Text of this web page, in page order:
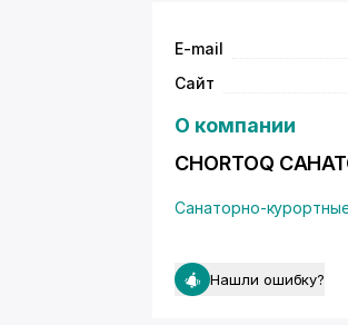
E-mail
Сайт
О компании
CHORTOQ
Санаторно-
Нашли ошибку?